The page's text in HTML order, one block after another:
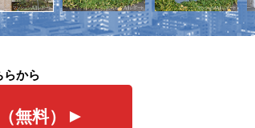
らから
無料）